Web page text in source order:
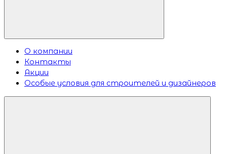
О компании
Контакты
Акции
Особые условия для строителей и дизайнеров